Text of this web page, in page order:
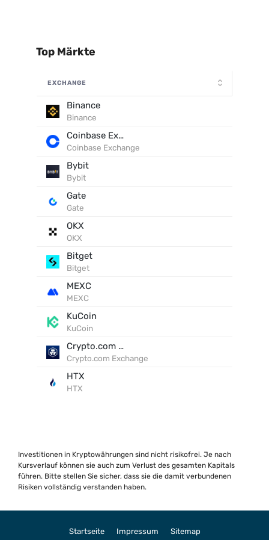
Top Märkte
EXCHANGE
Binance
Binance
Coinbase Exchange
Coinbase Exchange
Bybit
Bybit
Gate
Gate
OKX
OKX
Bitget
Bitget
MEXC
MEXC
KuCoin
KuCoin
Crypto.com Exchange
Crypto.com Exchange
HTX
HTX
Investitionen in Kryptowährungen sind nicht risikofrei. Je nach
Kursverlauf können sie auch zum Verlust des gesamten Kapitals
führen. Bitte stellen Sie sicher, dass sie die damit verbundenen
Risiken vollständig verstanden haben.
Startseite Impressum Sitemap